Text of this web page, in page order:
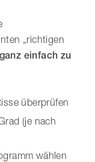
„richtigen
einfach zu
überprüfen
(je nach
wählen